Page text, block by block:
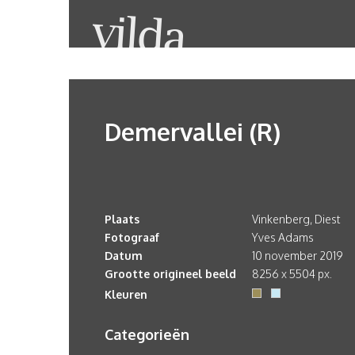
Demervallei (R)
Plaats
Vinkenberg, Diest
Fotograaf
Yves Adams
Datum
10 november 2019
Grootte origineel beeld
8256 x 5504 px.
Kleuren
Categorieën